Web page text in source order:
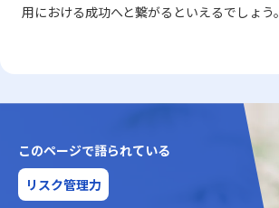
用における成功へと繋がるといえるでしょう。
このページで語られている
リスク管理力